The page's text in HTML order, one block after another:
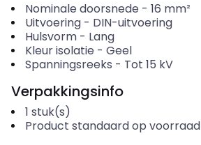
Nominale doorsnede - 16 mm²
Uitvoering- DIN-uitvoering
Hulsvorm- Lang
Kleur isolatie - Geel
Spanningsreeks - Tot 15 kV
Verpakkingsinfo
1 stuk(s)
Product standaard op voorraad